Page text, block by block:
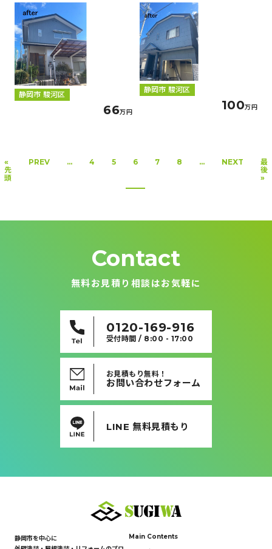
静岡市 駿河区
66万円
静岡市 駿河区
100万円
«
先
頭
PREV ... 4 5 6 7 8 ... NEXT
最
後
»
Contact
無料お見積り相談はお気軽に
0120-169-916
受付時間 / 8:00 - 17:00
お見積もり無料！
お問い合わせフォーム
LINE 無料見積もり
静岡市を中心に
Main Contents